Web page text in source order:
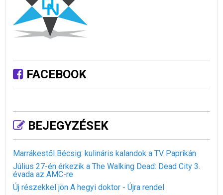
FACEBOOK
BEJEGYZÉSEK
Marrákestől Bécsig: kulináris kalandok a TV Paprikán
Július 27-én érkezik a The Walking Dead: Dead City 3.
évada az AMC-re
Új részekkel jön A hegyi doktor - Újra rendel